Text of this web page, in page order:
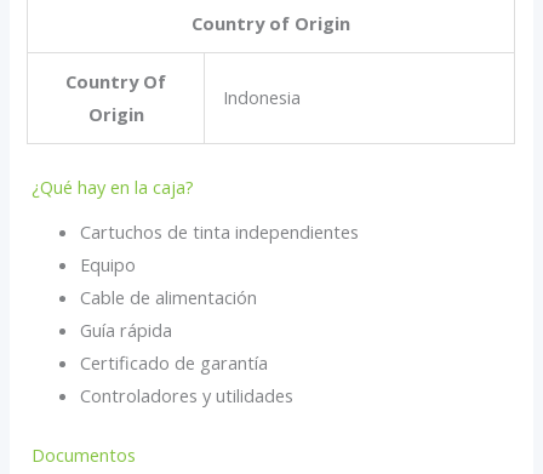
Country of Origin
Country Of
Origin
Indonesia
¿Qué hay en la caja?
Cartuchos de tinta independientes
Equipo
Cable de alimentación
Guía rápida
Certificado de garantía
Controladores y utilidades
Documentos